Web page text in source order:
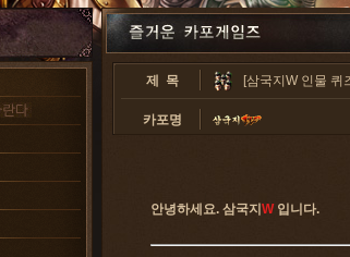
제 목 [삼국지W 인물 퀴
카포명
안녕하세요. 삼국지 W입니다.